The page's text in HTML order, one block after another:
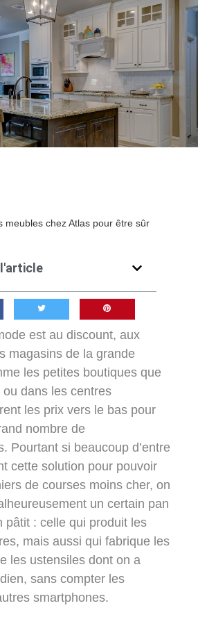
meubles chez Atlas pour être sûr
l'article
est au discount, aux
magasins de la grande
les petites boutiques que
ou dans les centres
les prix vers le bas pour
nombre de
Pourtant si beaucoup d’entre
cette solution pour pouvoir
de courses moins cher, on
un certain pan
pâtit : celle qui produit les
mais aussi qui fabrique les
les ustensiles dont on a
sans compter les
smartphones.